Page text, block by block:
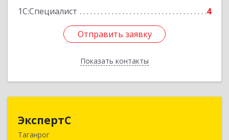
1С:Специалист
4
Отправить заявку
Показать контакты
Отправить заявку
Назад
ЭкспертС
Таганрог